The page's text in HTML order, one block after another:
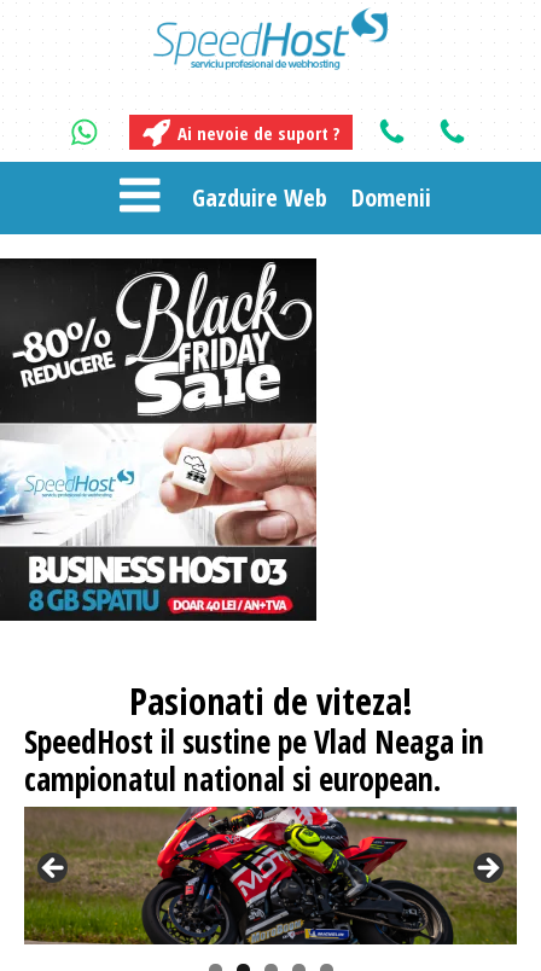
Ai nevoie de suport ?
Gazduire Web Domenii
Pasionati de viteza!
SpeedHost il sustine pe Vlad Neaga in
campionatul national si european.